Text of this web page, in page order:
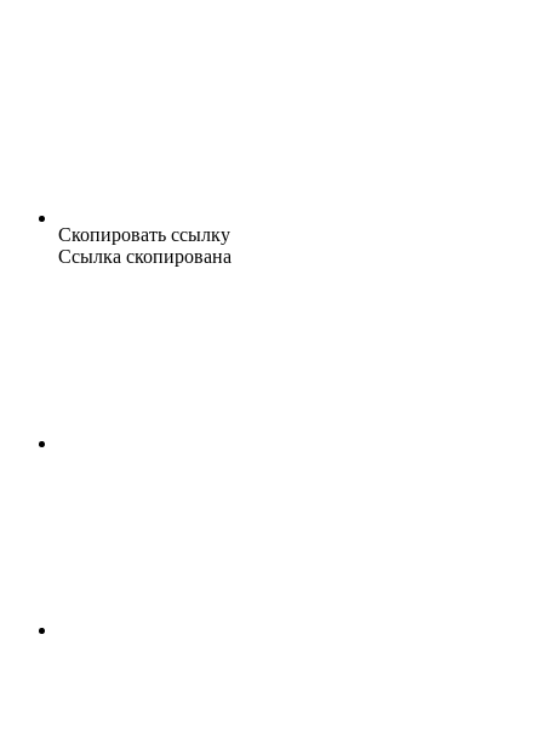
Скопировать ссылку
Ссылка скопирована